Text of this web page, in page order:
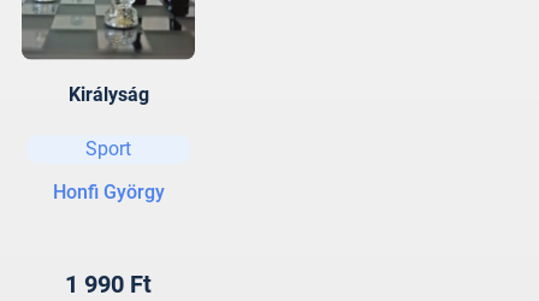
Királyság
Sport
Honfi György
1 990 Ft